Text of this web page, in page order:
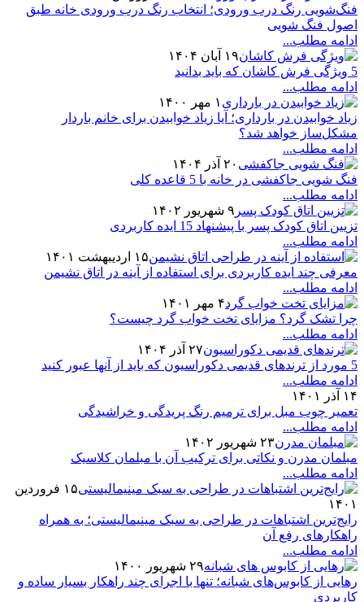
فنگ‌شویی رنگ درب ورودی؛ انتخاب رنگ درب ورودی خانه طبق
اصول فنگ شویی
ادامه مطلب...
۱۹ آبان ۱۴۰۴
5 ویژگی فرش کاشان که باید بدانید
ادامه مطلب...
۱ مهر ۱۴۰۰
زیاد خوابیدن در بارداری؛ آیا زیاد خوابیدن برای خانم باردار
مشکل‌ساز خواهد شد؟
ادامه مطلب...
۲۰ آذر ۱۴۰۴
فنگ شویی جاکفشی در خانه با 5 قاعده کلی
ادامه مطلب...
۹ شهریور ۱۴۰۲
تزیین اتاق کودک پسر با پیشنهاد 15 ایده کاربردی
ادامه مطلب...
۱۵ اردیبهشت ۱۴۰۱
معرفی چند ایده کاربردی برای استفاده از آینه در اتاق نشیمن
ادامه مطلب...
۴ مهر ۱۴۰۱
چرا تشک گرد؟ مزایای تخت خواب گرد چیست؟
ادامه مطلب...
۲۷ آذر ۱۴۰۴
5 مورد از ترندهای قدیمی دکوراسیون که باید از آنها عبور کنید
ادامه مطلب...
۱۴ آذر ۱۴۰۱
تعمیر چوب مبل برای ترمیم رنگ پریدگی و خراشیدگی
ادامه مطلب...
۲۳ شهریور ۱۴۰۲
مبلمان مدرن و نکاتی برای ترکیب آن با مبلمان کلاسیک
ادامه مطلب...
۱۵ فروردین
۱۴۰۱
رایج‌ترین اشتباهات در طراحی به سبک مینیمالیستی؛ به همراه
راهکارهای رفع آن
ادامه مطلب...
۲۹ شهریور ۱۴۰۰
رهایی از کابوس‌های شبانه؛ تنها با اجرای چند راهکار بسیار ساده و
کاربردی